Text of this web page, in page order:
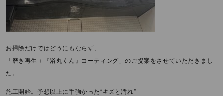
お掃除だけではどうにもならず、
「磨き再生＋『浴丸くん』コーティング」のご提案をさせていただきまし
た。
施工開始。予想以上に手強かった“キズと汚れ”